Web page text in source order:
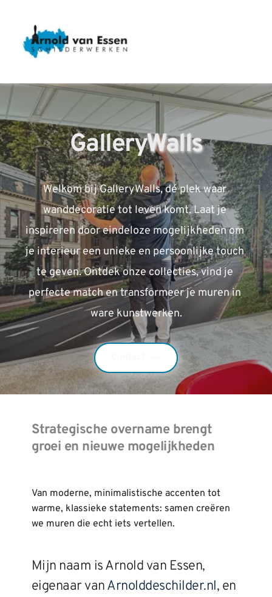
GalleryWalls
Welkom bij GalleryWalls, dé plek waar
wanddecoratie tot leven komt. Laat je
inspireren door eindeloze mogelijkheden om
je interieur een unieke en persoonlijke touch
te geven. Ontdek onze collecties, vind je
perfecte match en transformeer je muren in
ware kunstwerken.
Strategische overname brengt
groei en nieuwe mogelijkheden
Van moderne, minimalistische accenten tot
warme, klassieke statements: samen creëren
we muren die echt iets vertellen.
Mijn naam is Arnold van Essen,
eigenaar van Arnolddeschilder.nl, en